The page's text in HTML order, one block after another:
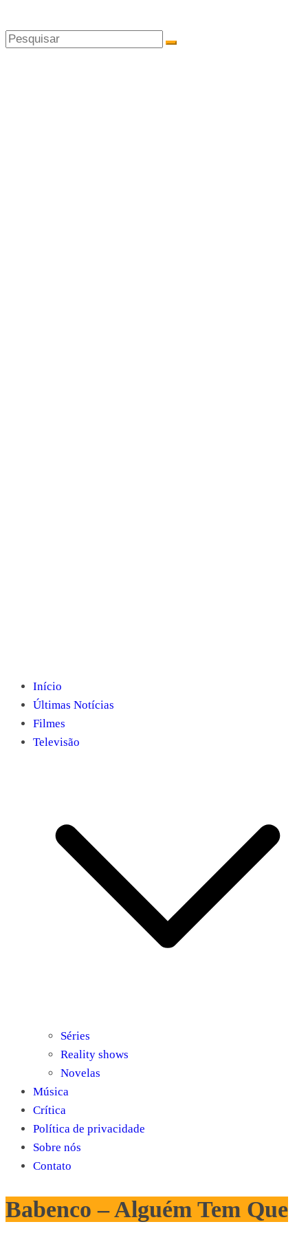
Início
Últimas Notícias
Filmes
Televisão
Séries
Reality shows
Novelas
Música
Crítica
Política de privacidade
Sobre nós
Contato
Babenco – Alguém Tem Que